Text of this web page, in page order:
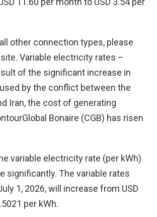
other connection types, please
Variable electricity rates –
of the significant increase in
by the conflict between the
Iran, the cost of generating
Bonaire (CGB) has risen
variable electricity rate (per kWh)
significantly. The variable rates
1, 2026, will increase from USD
per kWh.